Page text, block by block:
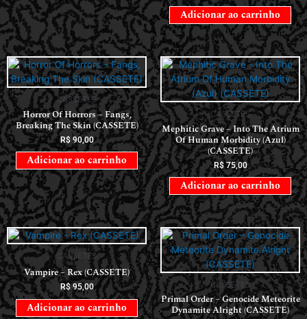
Adicionar ao carrinho
CASSETES
Horror Of Horrors ‎– Fangs,
Breaking The Skin (CASSETE)
R$90,00
Adicionar ao carrinho
CASSETES
Mephitic Grave – Into The Atrium
Of Human Morbidity (Azul)
(CASSETE)
R$75,00
Adicionar ao carrinho
CASSETES
Vampire – Rex (CASSETE)
R$95,00
Adicionar ao carrinho
CASSETES
Primal Order – Genocide Meteorite
Dynamite Alright (CASSETE)